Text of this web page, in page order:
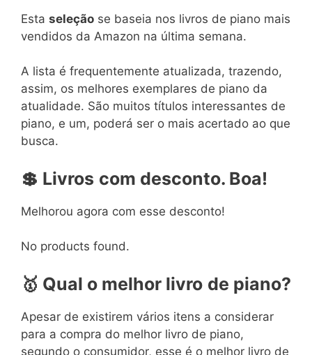
Esta seleção se baseia nos livros de piano mais
vendidos da Amazon na última semana.
A lista é frequentemente atualizada, trazendo,
assim, os melhores exemplares de piano da
atualidade. São muitos títulos interessantes de
piano, e um, poderá ser o mais acertado ao que
busca.
💲 Livros com desconto. Boa!
Melhorou agora com esse desconto!
No products found.
🥇 Qual o melhor livro de piano?
Apesar de existirem vários itens a considerar
para a compra do melhor livro de piano,
segundo o consumidor, esse é o melhor livro de